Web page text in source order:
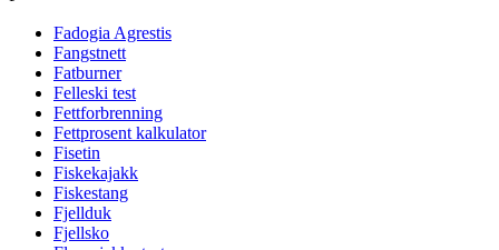
Fadogia Agrestis
Fangstnett
Fatburner
Felleski test
Fettforbrenning
Fettprosent kalkulator
Fisetin
Fiskekajakk
Fiskestang
Fjellduk
Fjellsko